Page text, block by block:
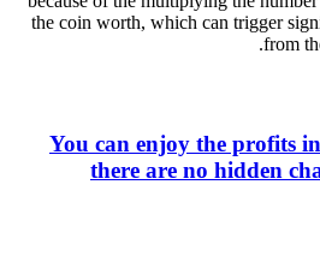
the coin worth, which can trigger
from
You can enjoy the profits
there are no hidden